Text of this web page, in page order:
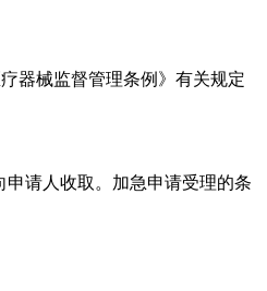
器械监督管理条例》有关规定
请人收取。加急申请受理的条